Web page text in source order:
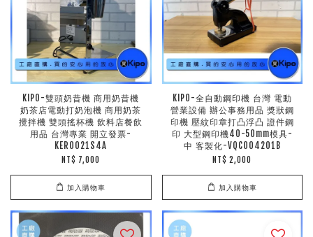
KIPO-雙頭奶昔機 商用奶昔機
奶茶店電動打奶泡機 商用奶茶
攪拌機 雙頭搖杯機 飲料店餐飲
用品 台灣專業 開立發票-
KER0021S4A
NT$ 7,000
加入購物車
KIPO-全自動鋼印機 台灣 電動
營業設備 辦公事務用品 獎狀鋼
印機 壓紋印章打凸浮凸 證件鋼
印 大型鋼印機40-50mm模具-
中 客製化-VQC004201B
NT$ 2,000
加入購物車